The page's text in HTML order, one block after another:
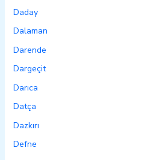
Daday
Dalaman
Darende
Dargeçit
Darıca
Datça
Dazkırı
Defne